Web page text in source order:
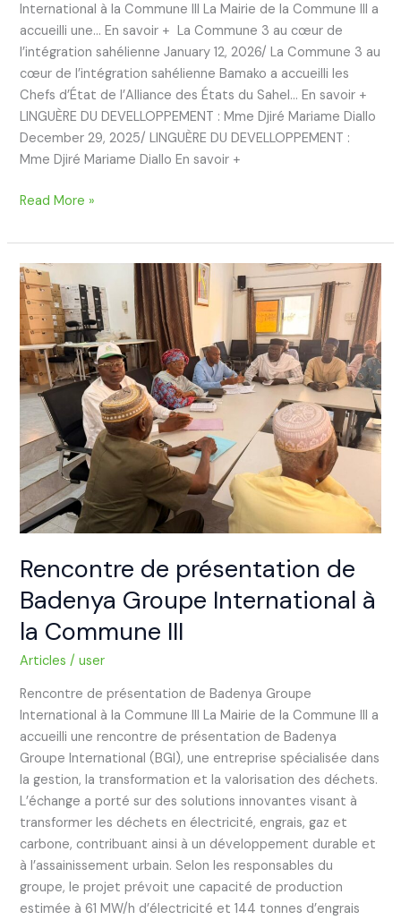
International à la Commune III La Mairie de la Commune III a
accueilli une… En savoir + La Commune 3 au cœur de
l’intégration sahélienne January 12, 2026/ La Commune 3 au
cœur de l’intégration sahélienne Bamako a accueilli les
Chefs d’État de l’Alliance des États du Sahel… En savoir +
LINGUÈRE DU DEVELLOPPEMENT : Mme Djiré Mariame Diallo
December 29, 2025/ LINGUÈRE DU DEVELLOPPEMENT :
Mme Djiré Mariame Diallo En savoir +
Read More »
Rencontre de présentation de
Badenya Groupe International à
la Commune III
Articles /user
Rencontre de présentation de Badenya Groupe
International à la Commune III La Mairie de la Commune III a
accueilli une rencontre de présentation de Badenya
Groupe International (BGI), une entreprise spécialisée dans
la gestion, la transformation et la valorisation des déchets.
L’échange a porté sur des solutions innovantes visant à
transformer les déchets en électricité, engrais, gaz et
carbone, contribuant ainsi à un développement durable et
à l’assainissement urbain. Selon les responsables du
groupe, le projet prévoit une capacité de production
estimée à 61 MW/h d’électricité et 144 tonnes d’engrais
Rencontre
de
présentation
de
Badenya
Groupe
International
la
Commune
III